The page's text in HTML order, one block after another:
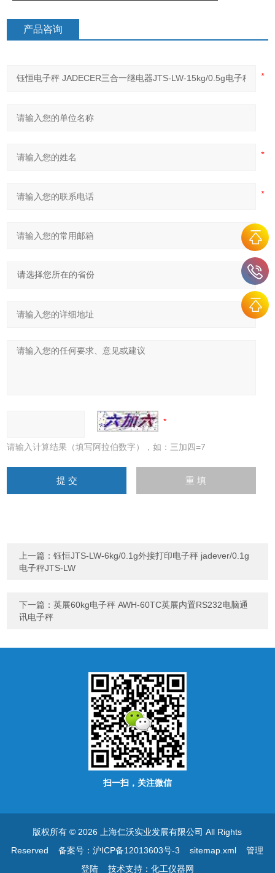
产品咨询
请输入计算结果（填写阿拉伯数字），如：三加四=7
上一篇：钰恒JTS-LW-6kg/0.1g外接打印电子秤 jadever/0.1g
电子秤JTS-LW
下一篇：英展60kg电子秤 AWH-60TC英展内置RS232电脑通
讯电子秤
扫一扫，关注微信
版权所有 © 2026 上海仁沃实业发展有限公司 All Rights
Reserved备案号：沪ICP备12013603号-3 sitemap.xml
管理
登陆技术支持： 化工仪器网